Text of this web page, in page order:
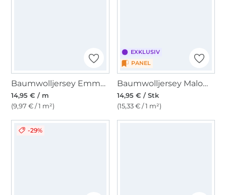
Baumwolljersey Emma gestreift, pastellblau
14,95 € / m
(9,97 € / 1 m²)
EXKLUSIV
PANEL
Baumwolljersey Malomi Schneeeule 150 x 65 cm
14,95 € / Stk
(15,33 € / 1 m²)
-29%